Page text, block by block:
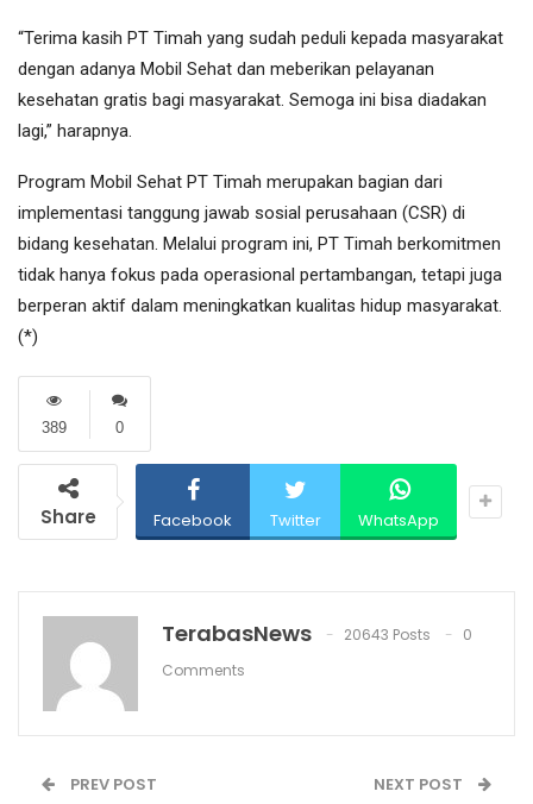
“Terima kasih PT Timah yang sudah peduli kepada masyarakat
dengan adanya Mobil Sehat dan meberikan pelayanan
kesehatan gratis bagi masyarakat. Semoga ini bisa diadakan
lagi,” harapnya.
Program Mobil Sehat PT Timah merupakan bagian dari
implementasi tanggung jawab sosial perusahaan (CSR) di
bidang kesehatan. Melalui program ini, PT Timah berkomitmen
tidak hanya fokus pada operasional pertambangan, tetapi juga
berperan aktif dalam meningkatkan kualitas hidup masyarakat.
(*)
0
389
Share Facebook Twitter WhatsApp
TerabasNews 20643 Posts
0
Comments
PREV POST NEXT POST